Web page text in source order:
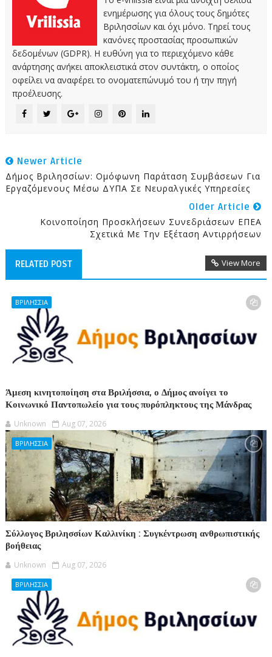
ενημέρωσης για όλους τους δημότες
Βριλησσίων και όχι μόνο. Τηρεί τους
κανόνες προστασίας προσωπικών
δεδομένων (GDPR). Η ευθύνη για το περιεχόμενο κάθε
ανάρτησης ανήκει αποκλειστικά στον συντάκτη, ο οποίος
οφείλει να αναφέρει το ονοματεπώνυμό του ή την πηγή
προέλευσης.
Newer Article
Δήμος Βριλησσίων: Ομόφωνη Παράταση Συμβάσεων Για
Εργαζόμενους Μέσω ΔΥΠΑ Σε Νευραλγικές Υπηρεσίες
Older Article
Κοινοποίηση Προσκλήσεων Συνεδριάσεων ΕΠΕΑ
Σχετικά Με Την Εξέταση Αντιρρήσεων
RELATED POST View More
ΒΡΙΛΗΣΣΙΑ
Άμεση κινητοποίηση στα Βριλήσσια, ο Δήμος ανοίγει το
Κοινωνικό Παντοπωλείο για τους πυρόπληκτους της Μάνδρας
Unknown Aug 07, 2026
ΒΡΙΛΗΣΣΙΑ
Σύλλογος Βριλησσίων Καλλινίκη : Συγκέντρωση ανθρωπιστικής
βοήθειας
Unknown Aug 07, 2026
ΒΡΙΛΗΣΣΙΑ